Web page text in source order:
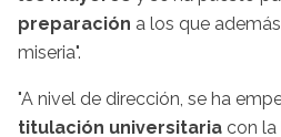
preparación a los que
miseria".
"A nivel de dirección, se ha
titulación universitaria con